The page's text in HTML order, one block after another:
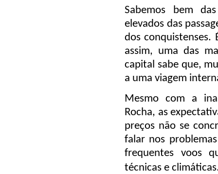
Sabemos bem
elevados das
dos conquistenses.
assim, uma das
capital sabe que,
a uma viagem
Mesmo com a
Rocha, as
preços não se
falar nos
frequentes voos
técnicas e